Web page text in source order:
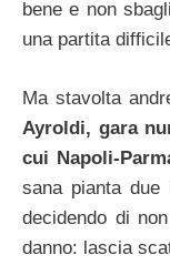
bene e non
una partita
Ma stavolta
Ayroldi, gara
cui Napoli-
sana pianta
decidendo di
danno: lascia